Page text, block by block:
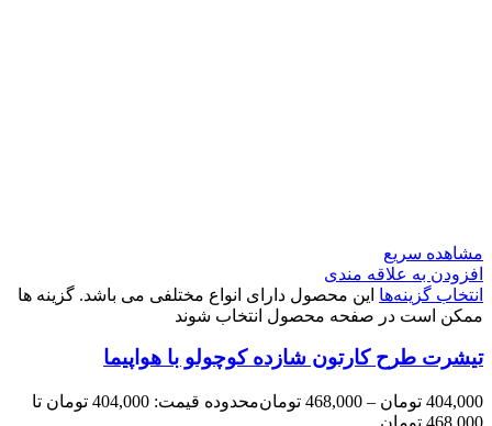
مشاهده سریع
افزودن به علاقه مندی
انتخاب گزینه‌ها این محصول دارای انواع مختلفی می باشد. گزینه ها
ممکن است در صفحه محصول انتخاب شوند
تیشرت طرح کارتون شازده کوچولو با هواپیما
404,000 تومان –
468,000 تومان
محدوده قیمت: 404,000 تومان تا
468,000 تومان